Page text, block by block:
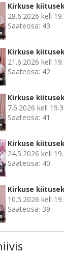
Kirkuse
28.6.2026 kell
Saateosa: 43
Kirkuse
21.6.2026 kell
Saateosa: 42
Kirkuse
7.6.2026 kell
Saateosa: 41
Kirkuse
24.5.2026 kell
Saateosa: 40
Kirkuse
10.5.2026 kell
Saateosa: 39